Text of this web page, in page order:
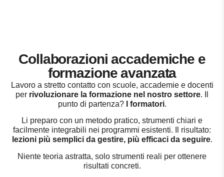
Collaborazioni accademiche e
formazione avanzata
Lavoro a stretto contatto con scuole, accademie e docenti
per rivoluzionare la formazione nel nostro settore. Il
punto di partenza?
I formatori.
Li preparo con un metodo pratico, strumenti chiari e
facilmente integrabili nei programmi esistenti. Il risultato:
lezioni più semplici da gestire, più efficaci da seguire.
Niente teoria astratta, solo strumenti reali per ottenere
risultati concreti.